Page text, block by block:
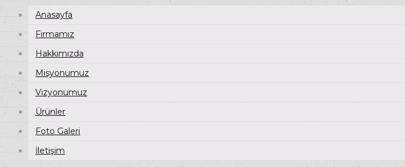
Anasayfa
Firmamız
Hakkımızda
Misyonumuz
Vizyonumuz
Ürünler
Foto Galeri
İletişim